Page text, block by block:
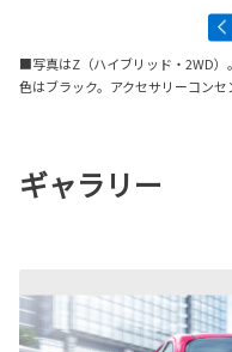
■写真はZ（ハイブリッド・2WD）
色はブラック。アクセサリーコンセ
ギャラリー